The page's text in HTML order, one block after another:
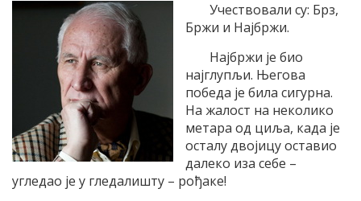
Учествовали су: Брз,
Бржи и Најбржи.
Најбржи је био
најглупљи. Његова
победа је била сигурна.
На жалост на неколико
метара од циља, када је
осталу двојицу оставио
далеко иза себе –
угледао је у гледалишту – рођаке!